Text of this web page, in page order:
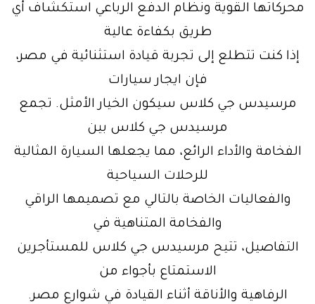
محركاتها القوية ونظام الدفع الرباعي استكشاف أي
طريق بكفاءة عالية
إذا كنت تتطلع إلى تجربة قيادة استثنائية في مصر،
فإن ايجار سيارات
مرسيدس جي كلاس سيكون الخيار الأمثل. تجمع
مرسيدس جي كلاس بين
الفخامة والأداء الرائع، مما يجعلها السيارة المثالية
للرحلات السياحية
والفعاليات الخاصة بالتالي مع تصميمها الراقي
والفخامة المتناهية في
التفاصيل، تتيح مرسيدس جي كلاس للمستأجرين
الاستمتاع بأجواء من
الرفاهية والأناقة أثناء القيادة في شوارع مصر.